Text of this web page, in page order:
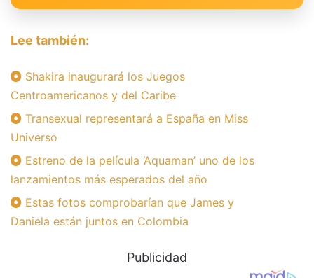
Lee también:
Shakira inaugurará los Juegos
Centroamericanos y del Caribe
Transexual representará a España en Miss
Universo
Estreno de la película ‘Aquaman’ uno de los
lanzamientos más esperados del año
Estas fotos comprobarían que James y
Daniela están juntos en Colombia
Publicidad